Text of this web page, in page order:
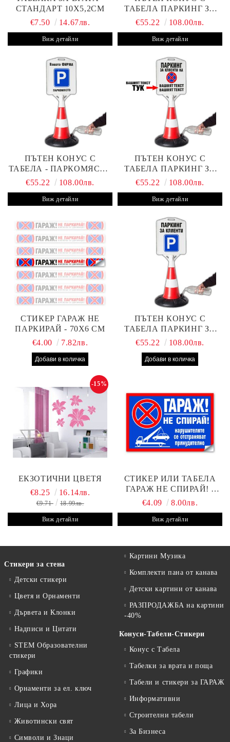
СТАНДАРТ 10Х5,2СМ
€7.50
14.67лв.
Виж детайли
ТАБЕЛА ПАРКИНГ ЗА
КЛИЕНТИ
€55.22 108.00лв.
Виж детайли
ПЪТЕН КОНУС С
ТАБЕЛА - ПАРКОМЯСТО
(С ВАШАТА ФИРМА)
€55.22 108.00лв.
Виж детайли
ПЪТЕН КОНУС С
ТАБЕЛА ПАРКИНГ ЗА
КЛИЕНТИ С ВАШ ТЕКСТ
€55.22 108.00лв.
Виж детайли
СТИКЕР ГАРАЖ НЕ
ПАРКИРАЙ - 70Х6 СМ
€4.00
7.82лв.
ПЪТЕН КОНУС С
ТАБЕЛА ПАРКИНГ ЗА
КЛИЕНТИ
€55.22 108.00лв.
ЕКЗОТИЧНИ ЦВЕТЯ
-15%
€8.25 16.14лв.
€9.71 18.99лв.
Виж детайли
СТИКЕР ИЛИ ТАБЕЛА
ГАРАЖ НЕ СПИРАЙ! -
30Х19 СМ
€4.09 8.00лв.
Виж детайли
Стикери за стена
Детски стикери
Цветя и Орнаменти
Дървета и Клонки
Надписи и Цитати
STEM Образователни
стикери
Графики
Орнаменти за ел. ключ
Лица и Хора
Животински свят
Символи и Знаци
Картини Музика
Комплекти пана от канава
Детски картини от канава
РАЗПРОДАЖБА на картини
-40%
Конуси-Табели-Стикери
Конус с Табела
Табелки за врата и поща
Табели и стикери за ГАРАЖ
Информативни
Строителни табели
За Бизнеса